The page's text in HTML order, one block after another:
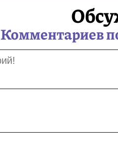
Комментариев